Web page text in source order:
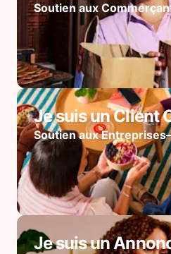
Soutien aux
Je suis un Client
Soutien aux Entreprises
Je suis un